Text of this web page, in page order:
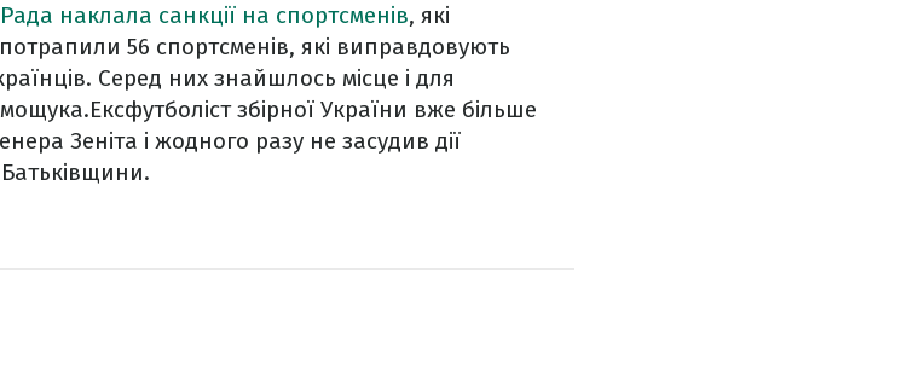
наклала санкції на спортсменів, які
56 спортсменів, які виправдовують
Серед них знайшлось місце і для
збірної України вже більше
Зеніта і жодного разу не засудив дії
Батьківщини.